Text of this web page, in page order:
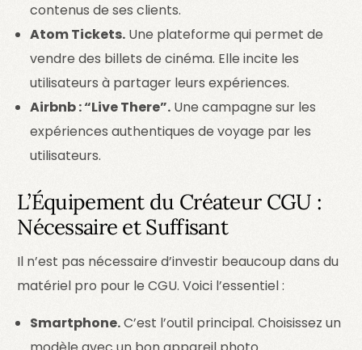
contenus de ses clients.
Atom Tickets. Une plateforme qui permet de
vendre des billets de cinéma. Elle incite les
utilisateurs à partager leurs expériences.
Airbnb : “Live There”. Une campagne sur les
expériences authentiques de voyage par les
utilisateurs.
L’Équipement du Créateur CGU :
Nécessaire et Suffisant
Il n’est pas nécessaire d’investir beaucoup dans du
matériel pro pour le CGU. Voici l’essentiel :
Smartphone.C’est l’outil principal. Choisissez un